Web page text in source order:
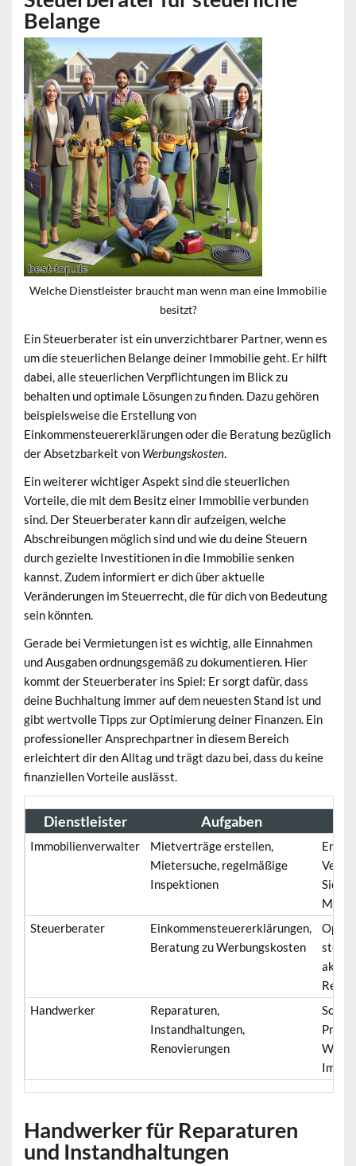
Belange
Welche Dienstleister braucht man wenn man eine Immobilie
besitzt?
Ein Steuerberater ist ein unverzichtbarer Partner, wenn es
um diesteuerlichen Belangedeiner Immobilie geht. Er hilft
dabei, alle steuerlichen Verpflichtungen im Blick zu
behalten und optimale Lösungen zu finden. Dazu gehören
beispielsweise die Erstellung von
Einkommensteuererklärungen oder die Beratung bezüglich
der Absetzbarkeit von Werbungskosten.
Ein weiterer wichtiger Aspekt sind die steuerlichen
Vorteile, die mit dem Besitz einer Immobilie verbunden
sind. Der Steuerberater kann dir aufzeigen, welche
Abschreibungen möglich sind und wie du deine Steuern
durch gezielte Investitionen in die Immobilie senken
kannst. Zudem informiert er dich über aktuelle
Veränderungen im Steuerrecht, die für dich von Bedeutung
sein könnten.
Gerade bei Vermietungen ist es wichtig, alle Einnahmen
und Ausgaben ordnungsgemäß zu dokumentieren. Hier
kommt der Steuerberater ins Spiel: Er sorgt dafür, dass
deine Buchhaltung immer auf dem neuesten Stand ist und
gibt wertvolle Tipps zur Optimierung deiner Finanzen. Ein
professioneller Ansprechpartner in diesem Bereich
erleichtert dir den Alltag und trägt dazu bei, dass du keine
finanziellen Vorteile auslässt.
Dienstleister Aufgaben
Immobilienverwalter
Mietverträge erstellen,
Mietersuche, regelmäßige
Inspektionen
Steuerberater
Einkommensteuererklärungen,
Beratung zu Werbungskosten
Handwerker
Reparaturen,
Instandhaltungen,
Renovierungen
Handwerker für Reparaturen
und Instandhaltungen